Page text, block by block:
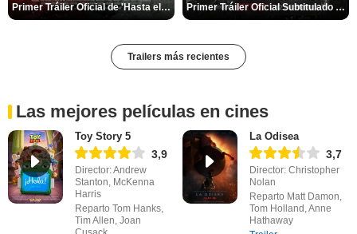
Primer Tráiler Oficial de 'Hasta el fin del mundo' Primer Tráiler Oficial Subtitulado de 'Una última aventura: Detrás de cámaras de Stranger Things 5'
Trailers más recientes
Las mejores películas en cines
Toy Story 5
3,9
Director: Andrew
Stanton, McKenna
Harris
Reparto Tom Hanks,
Tim Allen, Joan
La Odisea
3,7
Director: Christopher
Nolan
Reparto Matt Damon,
Tom Holland, Anne
Hathaway